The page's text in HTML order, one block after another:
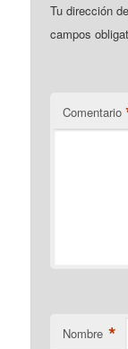
Tu dirección
campos
Comentario
Nombre *